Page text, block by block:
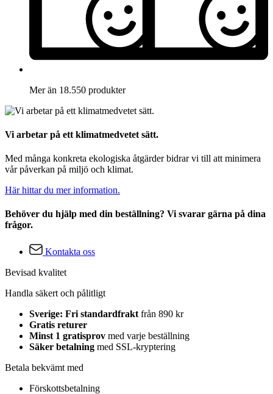
Mer än 18.550 produkter
Vi arbetar på ett klimatmedvetet sätt.
Med många konkreta ekologiska åtgärder bidrar vi till att minimera
vår påverkan på miljö och klimat.
Här hittar du mer information.
Behöver du hjälp med din beställning? Vi svarar gärna på dina
frågor.
Kontakta oss
Bevisad kvalitet
Handla säkert och pålitligt
Sverige: Fri standardfrakt från 890 kr
Gratis returer
Minst 1 gratisprov med varje beställning
Säker betalning med SSL-kryptering
Betala bekvämt med
Förskottsbetalning